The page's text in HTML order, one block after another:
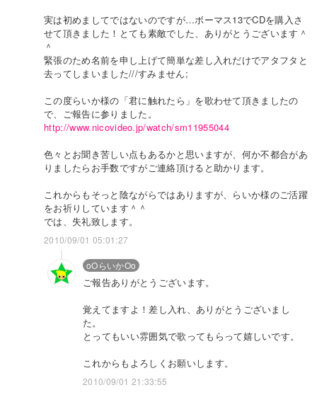
実は初めましてではないのですが…ボーマス13でCDを購入さ
せて頂きました！とても素敵でした、ありがとうございます＾
＾
緊張のため名前を申し上げて簡単な差し入れだけでアタフタと
去ってしまいました///すみません;
この度らいか様の「君に触れたら」を歌わせて頂きましたの
で、ご報告に参りました。
http://www.nicovideo.jp/watch/sm11955044
色々とお聞き苦しい点もあるかと思いますが、何か不都合があ
りましたらお手数ですがご連絡頂けると助かります。
これからもそっと陰ながらではありますが、らいか様のご活躍
をお祈りしています＾＾
では、失礼致します。
2010/09/01 05:01:27
oOらいかOo
ご報告ありがとうございます。
覚えてますよ！差し入れ、ありがとうございまし
た。
とってもいい雰囲気で歌ってもらって嬉しいです。
これからもよろしくお願いします。
2010/09/01 21:33:55